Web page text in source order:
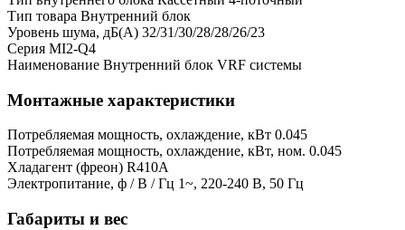
Тип товара Внутренний блок
Уровень шума, дБ(А) 32/31/30/28/28/26/23
Серия MI2-Q4
Наименование Внутренний блок VRF системы
Монтажные характеристики
Потребляемая мощность, охлаждение, кВт 0.045
Потребляемая мощность, охлаждение, кВт, ном. 0.045
Хладагент (фреон) R410A
Электропитание, ф / В / Гц 1~, 220-240 В, 50 Гц
Габариты и вес